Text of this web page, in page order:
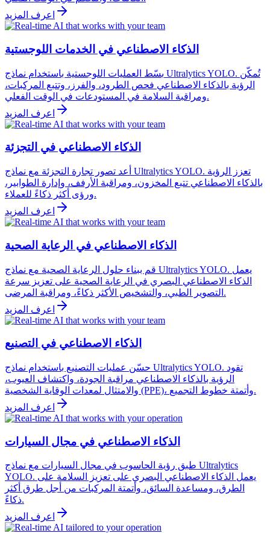
اعرف المزيد
الذكاء الاصطناعي في الخدمات اللوجستية
بسّط العمليات اللوجستية باستخدام نماذج Ultralytics YOLO. تُمكّن
الرؤية بالذكاء الاصطناعي فحص الطرود، والفرز، وتتبع المركبات،
ومراقبة السلامة في المستودعات في الوقت الفعلي.
اعرف المزيد
الذكاء الاصطناعي في التجزئة
أعد تصور تجارة التجزئة مع نماذج Ultralytics YOLO. تعزز الرؤية
بالذكاء الاصطناعي تتبع المخزون، ومراقبة الأرفف، وإدارة الطوابير،
ورؤى أكثر ذكاءً للعملاء.
اعرف المزيد
الذكاء الاصطناعي في الرعاية الصحية
قم ببناء حلول الرعاية الصحية مع نماذج Ultralytics YOLO. يعمل
الذكاء الاصطناعي البصري في الرعاية الصحية على تعزيز سرعة
التصوير الطبي، والتشخيص الأكثر ذكاءً، ومراقبة المرضى.
اعرف المزيد
الذكاء الاصطناعي في التصنيع
حسّن عمليات التصنيع باستخدام نماذج Ultralytics YOLO. تقود
الرؤية بالذكاء الاصطناعي مراقبة الجودة، واكتشاف العيوب،
والامتثال لمعدات الوقاية الشخصية (PPE)، وأتمتة خطوط التجميع.
اعرف المزيد
الذكاء الاصطناعي في مجال السيارات
طبق رؤية الحاسوب في مجال السيارات مع نماذج Ultralytics
YOLO. يعمل الذكاء الاصطناعي البصري على تعزيز السلامة على
الطرق، ومساعدة السائق، وأتمتة المركبات من أجل طرق أكثر
ذكاءً.
اعرف المزيد